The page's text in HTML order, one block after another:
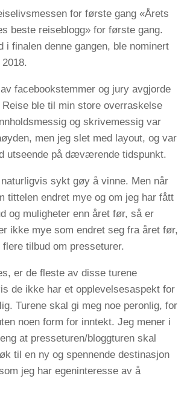
for første gang «Årets
beste reiseblogg» for første gang.
i finalen denne gangen, ble nominert
facebookstemmer og jury avgjorde
ble til min store overraskelse
og skrivemessig var
men jeg slet med layout, og var
utseende på dæværende tidspunkt.
sykt gøy å vinne. Men når
tittelen endret mye og om jeg har fått
og muligheter enn året før, så er
ikke mye som endret seg fra året før,
tilbud om presseturer.
er de fleste av disse turene
de ikke har et opplevelsesaspekt for
Turene skal gi meg noe peronlig, for
noen form for inntekt. Jeg mener i
at presseturen/bloggturen skal
til en ny og spennende destinasjon
jeg har egeninteresse av å